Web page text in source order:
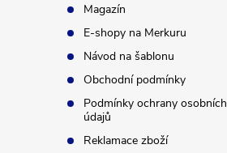
Magazín
E-shopy na Merkuru
Návod na šablonu
Obchodní podmínky
Podmínky ochrany osobních
údajů
Reklamace zboží